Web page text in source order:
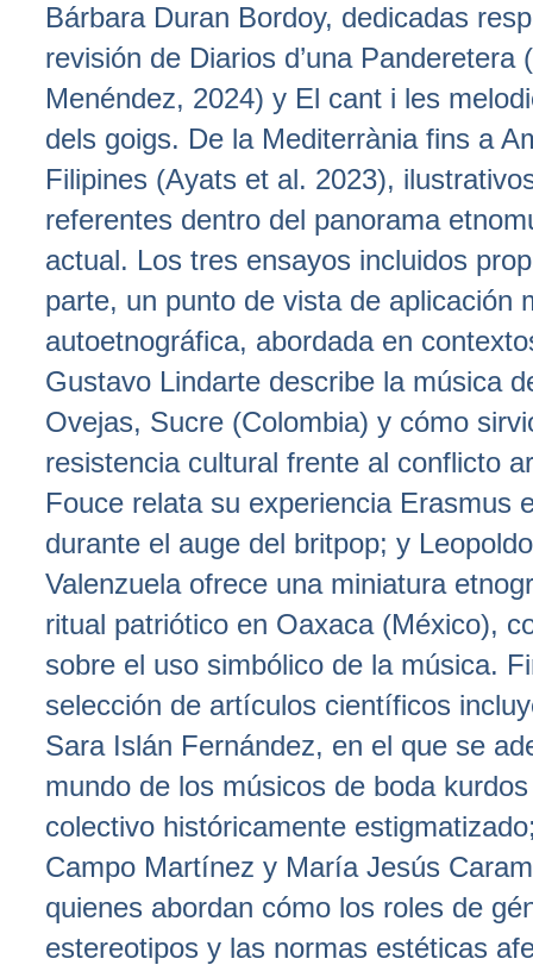
Bárbara Duran Bordoy, dedicadas
revisión de Diarios d’una Panderetera
Menéndez, 2024) y El cant i les
dels goigs. De la Mediterrània fins a
Filipines (Ayats et al. 2023),
referentes dentro del panorama
actual. Los tres ensayos incluidos
parte, un punto de vista de aplicación
autoetnográfica, abordada en
Gustavo Lindarte describe la música
Ovejas, Sucre (Colombia) y cómo
resistencia cultural frente al conflicto
Fouce relata su experiencia Erasmus
durante el auge del britpop; y
Valenzuela ofrece una miniatura
ritual patriótico en Oaxaca (México),
sobre el uso simbólico de la música.
selección de artículos científicos
Sara Islán Fernández, en el que se
mundo de los músicos de boda
colectivo históricamente
Campo Martínez y María Jesús
quienes abordan cómo los roles de
estereotipos y las normas estéticas